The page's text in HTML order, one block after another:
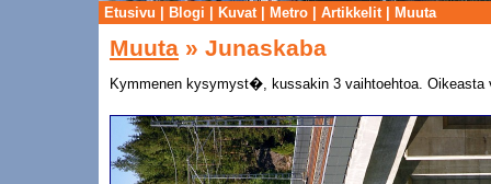
Etusivu Blogi Kuvat| Metro Artikkelit| Muuta
Muuta » Junaskaba
Kymmenen kysymyst�, kussakin 3 vaihtoehtoa. Oikeasta